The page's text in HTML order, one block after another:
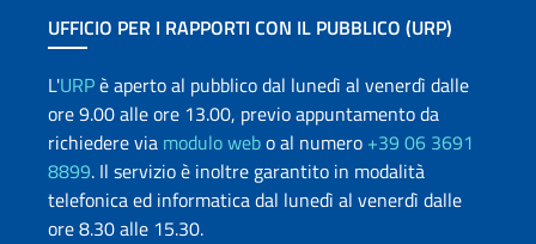
UFFICIO PER I RAPPORTI CON IL PUBBLICO (URP)
L'URPè aperto al pubblico dal lunedì al venerdì dalle
ore 9.00 alle ore 13.00, previo appuntamento da
richiedere via modulo webo al numero +39 06 3691
8899. Il servizio è inoltre garantito in modalità
telefonica ed informatica dal lunedì al venerdì dalle
ore 8.30 alle 15.30.